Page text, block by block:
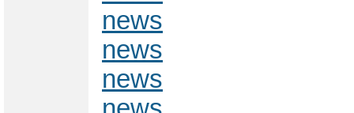
news
news
news